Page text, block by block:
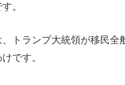
。
、トランプ大統領が移民
です。